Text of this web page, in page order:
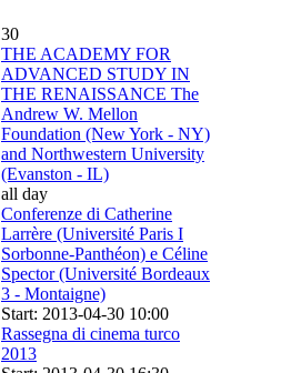
30
THE ACADEMY FOR
ADVANCED STUDY IN
THE RENAISSANCE The
Andrew W. Mellon
Foundation (New York - NY)
and Northwestern University
(Evanston - IL)
all day
Conferenze di Catherine
Larrère (Université Paris I
Sorbonne-Panthéon) e Céline
Spector (Université Bordeaux
3 - Montaigne)
Start: 2013-04-30 10:00
Rassegna di cinema turco
2013